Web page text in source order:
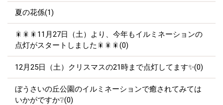
夏の花係(1)
🎇🎇🎇11月27日（土）より、今年もイルミネーションの
点灯がスタートしました🎇🎇🎇(0)
12月25日（土）クリスマスの21時まで点灯してます✨(0)
ぼうさいの丘公園のイルミネーションで癒されてみては
いかがですか❔(0)